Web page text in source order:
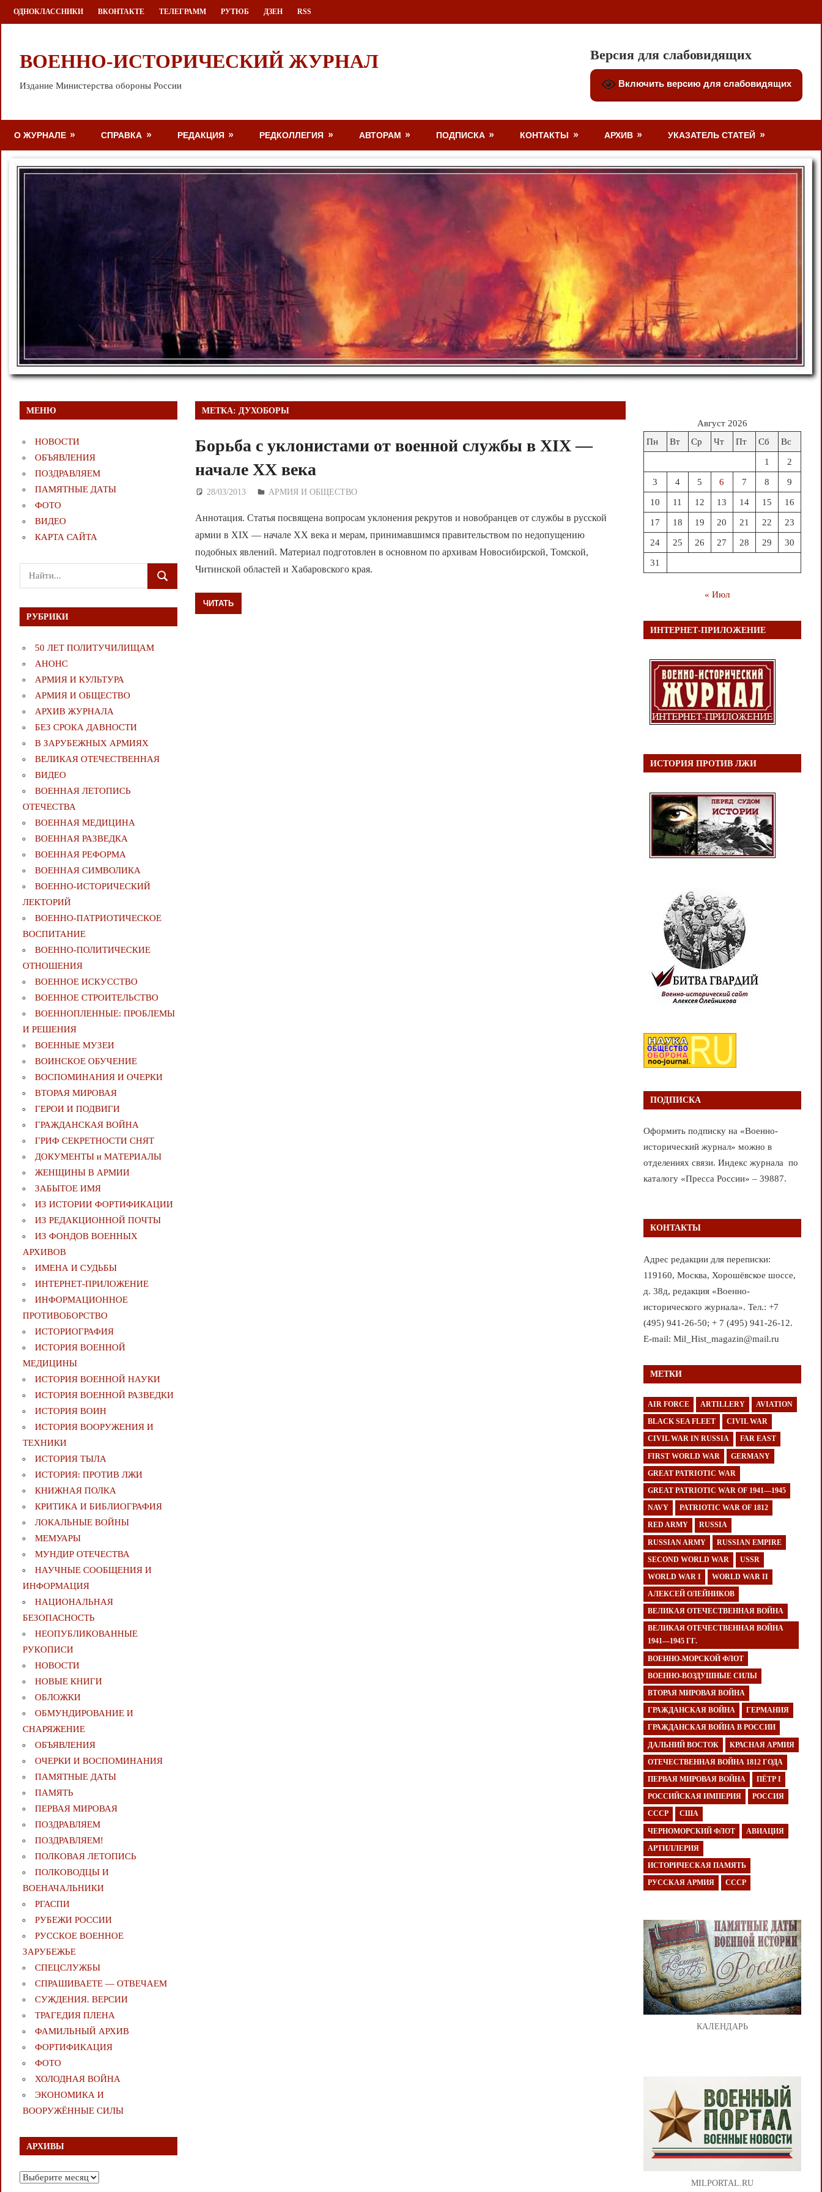
Перейти
к
ОДНОКЛАССНИКИ ВКОНТАКТЕ ТЕЛЕГРАММ РУТЮБ ДЗЕН RSS
ВОЕННО-ИСТОРИЧЕСКИЙ ЖУРНАЛ
Издание Министерства обороны России
Версия для слабовидящих
Включить версию для слабовидящих
О ЖУРНАЛЕ СПРАВКА РЕДАКЦИЯ РЕДКОЛЛЕГИЯ АВТОРАМ ПОДПИСКА КОНТАКТЫ АРХИВ УКАЗАТЕЛЬ СТАТЕЙ
МЕТКА: ДУХОБОРЫ
Борьба с уклонистами от военной службы в XIX —
начале ХХ века
28/03/2013 Дежурный по Редакции
АРМИЯ И ОБЩЕСТВО
Аннотация. Статья посвящена вопросам уклонения рекрутов и новобранцев от службы в русской
армии в XIX — начале ХХ века и мерам, принимавшимся правительством по недопущению
подобных явлений. Материал подготовлен в основном по архивам Новосибирской, Томской,
Читинской областей и Хабаровского края.
ЧИТАТЬ
МЕНЮ
НОВОСТИ
ОБЪЯВЛЕНИЯ
ПОЗДРАВЛЯЕМ
ПАМЯТНЫЕ ДАТЫ
ФОТО
ВИДЕО
КАРТА САЙТА
Поиск
для:
ПОИСК
РУБРИКИ
50 ЛЕТ ПОЛИТУЧИЛИЩАМ
АНОНС
АРМИЯ И КУЛЬТУРА
АРМИЯ И ОБЩЕСТВО
АРХИВ ЖУРНАЛА
БЕЗ СРОКА ДАВНОСТИ
В ЗАРУБЕЖНЫХ АРМИЯХ
ВЕЛИКАЯ ОТЕЧЕСТВЕННАЯ
ВИДЕО
ВОЕННАЯ ЛЕТОПИСЬ
ОТЕЧЕСТВА
ВОЕННАЯ МЕДИЦИНА
ВОЕННАЯ РАЗВЕДКА
ВОЕННАЯ РЕФОРМА
ВОЕННАЯ СИМВОЛИКА
ВОЕННО-ИСТОРИЧЕСКИЙ
ЛЕКТОРИЙ
ВОЕННО-ПАТРИОТИЧЕСКОЕ
ВОСПИТАНИЕ
ВОЕННО-ПОЛИТИЧЕСКИE
ОТНОШЕНИЯ
ВОЕННОЕ ИСКУССТВО
ВОЕННОЕ СТРОИТЕЛЬСТВО
ВОЕННОПЛЕННЫЕ: ПРОБЛЕМЫ
И РЕШЕНИЯ
ВОЕННЫЕ МУЗЕИ
ВОИНСКОЕ ОБУЧЕНИЕ
ВОСПОМИНАНИЯ И ОЧЕРКИ
ВТОРАЯ МИРОВАЯ
ГЕРОИ И ПОДВИГИ
ГРАЖДАНСКАЯ ВОЙНА
ГРИФ СЕКРЕТНОСТИ СНЯТ
ДОКУМЕНТЫ и МАТЕРИАЛЫ
ЖЕНЩИНЫ В АРМИИ
ЗАБЫТОЕ ИМЯ
ИЗ ИСТОРИИ ФОРТИФИКАЦИИ
ИЗ РЕДАКЦИОННОЙ ПОЧТЫ
ИЗ ФОНДОВ ВОЕННЫХ
АРХИВОВ
ИМЕНА И СУДЬБЫ
ИНТЕРНЕТ-ПРИЛОЖЕНИЕ
ИНФОРМАЦИОННОЕ
ПРОТИВОБОРСТВО
ИСТОРИОГРАФИЯ
ИСТОРИЯ ВОЕННОЙ
МЕДИЦИНЫ
ИСТОРИЯ ВОЕННОЙ НАУКИ
ИСТОРИЯ ВОЕННОЙ РАЗВЕДКИ
ИСТОРИЯ ВОИН
ИСТОРИЯ ВООРУЖЕНИЯ И
ТЕХНИКИ
ИСТОРИЯ ТЫЛА
ИСТОРИЯ: ПРОТИВ ЛЖИ
КНИЖНАЯ ПОЛКА
КРИТИКА И БИБЛИОГРАФИЯ
ЛОКАЛЬНЫЕ ВОЙНЫ
МЕМУАРЫ
МУНДИР ОТЕЧЕСТВА
НАУЧНЫЕ СООБЩЕНИЯ И
ИНФОРМАЦИЯ
НАЦИОНАЛЬНАЯ
БЕЗОПАСНОСТЬ
НЕОПУБЛИКОВАННЫЕ
РУКОПИСИ
НОВОСТИ
НОВЫЕ КНИГИ
ОБЛОЖКИ
ОБМУНДИРОВАНИЕ И
СНАРЯЖЕНИЕ
ОБЪЯВЛЕНИЯ
ОЧЕРКИ И ВОСПОМИНАНИЯ
ПАМЯТНЫЕ ДАТЫ
ПАМЯТЬ
ПЕРВАЯ МИРОВАЯ
ПОЗДРАВЛЯЕМ
ПОЗДРАВЛЯЕМ!
ПОЛКОВАЯ ЛЕТОПИСЬ
ПОЛКОВОДЦЫ И
ВОЕНАЧАЛЬНИКИ
РГАСПИ
РУБЕЖИ РОССИИ
РУССКОЕ ВОЕННОЕ
ЗАРУБЕЖЬЕ
СПЕЦСЛУЖБЫ
СПРАШИВАЕТЕ — ОТВЕЧАЕМ
СУЖДЕНИЯ. ВЕРСИИ
ТРАГЕДИЯ ПЛЕНА
ФАМИЛЬНЫЙ АРХИВ
ФОРТИФИКАЦИЯ
ФОТО
ХОЛОДНАЯ ВОЙНА
ЭКОНОМИКА И
ВООРУЖЁННЫЕ СИЛЫ
АРХИВЫ
Архивы
Август 2026
Пн
Вт Ср Чт Пт Сб Вс
1 2
3 4 5 6 7 8 9
10 11 12 13 14 15 16
17 18 19 20 21 22 23
24 25 26 27 28 29 30
31
« Июл
ИНТЕРНЕТ-ПРИЛОЖЕНИЕ
ИСТОРИЯ ПРОТИВ ЛЖИ
ПОДПИСКА
Оформить подписку на «Военно-
исторический журнал» можно в
отделениях связи. Индекс журнала по
каталогу «Пресса России» – 39887.
КОНТАКТЫ
Адрес редакции для переписки:
119160, Москва, Хорошёвское шоссе,
д. 38д, редакция «Военно-
исторического журнала». Тел.: +7
(495) 941-26-50; + 7 (495) 941-26-12.
E-mail: Mil_Hist_magazin@mail.ru
МЕТКИ
AIR FORCE ARTILLERY AVIATION
BLACK SEA FLEET CIVIL WAR
CIVIL WAR IN RUSSIA FAR EAST
FIRST WORLD WAR GERMANY
GREAT PATRIOTIC WAR
GREAT PATRIOTIC WAR OF 1941—1945
NAVY PATRIOTIC WAR OF 1812
RED ARMY RUSSIA
RUSSIAN ARMY RUSSIAN EMPIRE
SECOND WORLD WAR USSR
WORLD WAR I WORLD WAR II
АЛЕКСЕЙ ОЛЕЙНИКОВ
ВЕЛИКАЯ ОТЕЧЕСТВЕННАЯ ВОЙНА
ВЕЛИКАЯ ОТЕЧЕСТВЕННАЯ ВОЙНА
1941—1945 ГГ.
ВОЕННО-МОРСКОЙ ФЛОТ
ВОЕННО-ВОЗДУШНЫЕ СИЛЫ
ВТОРАЯ МИРОВАЯ ВОЙНА
ГРАЖДАНСКАЯ ВОЙНА ГЕРМАНИЯ
ГРАЖДАНСКАЯ ВОЙНА В РОССИИ
ДАЛЬНИЙ ВОСТОК КРАСНАЯ АРМИЯ
ОТЕЧЕСТВЕННАЯ ВОЙНА 1812 ГОДА
ПЕРВАЯ МИРОВАЯ ВОЙНА ПЁТР I
РОССИЙСКАЯ ИМПЕРИЯ РОССИЯ
СССР США
ЧЕРНОМОРСКИЙ ФЛОТ АВИАЦИЯ
АРТИЛЛЕРИЯ
ИСТОРИЧЕСКАЯ ПАМЯТЬ
РУССКАЯ АРМИЯ СССР
КАЛЕНДАРЬ
MILPORTAL.RU